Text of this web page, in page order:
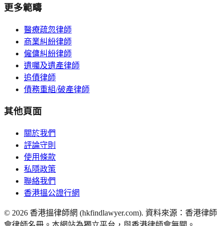
更多範疇
醫療疏忽律師
商業糾紛律師
僱傭糾紛律師
遺囑及遺產律師
追債律師
債務重組/破產律師
其他頁面
關於我們
評論守則
使用條款
私隱政策
聯絡我們
香港搵公證行網
© 2026 香港搵律師網 (hkfindlawyer.com). 資料來源：香港律師